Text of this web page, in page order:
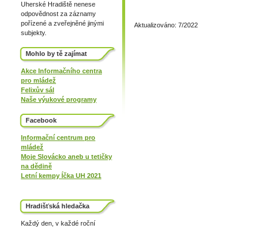
Uherské Hradiště nenese
odpovědnost za záznamy
pořízené a zveřejněné jinými
subjekty.
Mohlo by tě zajímat
Akce Informačního centra
pro mládež
Felixův sál
Naše výukové programy
Facebook
Informační centrum pro
mládež
Moje Slovácko aneb u tetičky
na dědině
Letní kempy Íčka UH 2021
Hradišťská hledačka
Každý den, v každé roční
Aktualizováno: 7/2022